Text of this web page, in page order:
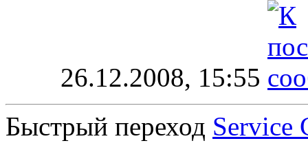
26.12.2008, 15:55
Быстрый переход Service